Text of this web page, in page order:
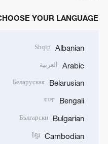
YOUR LANGUAGE
Albanian
Shqip
Arabic العربية
Belarusian
Беларуская
Bengali
বাংলা
Bulgarian
Български
Cambodian
ខ្មែរ